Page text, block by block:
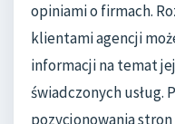
opiniami o firmach.
klientami agencji
informacji na temat
świadczonych usług.
pozycjonowania stron